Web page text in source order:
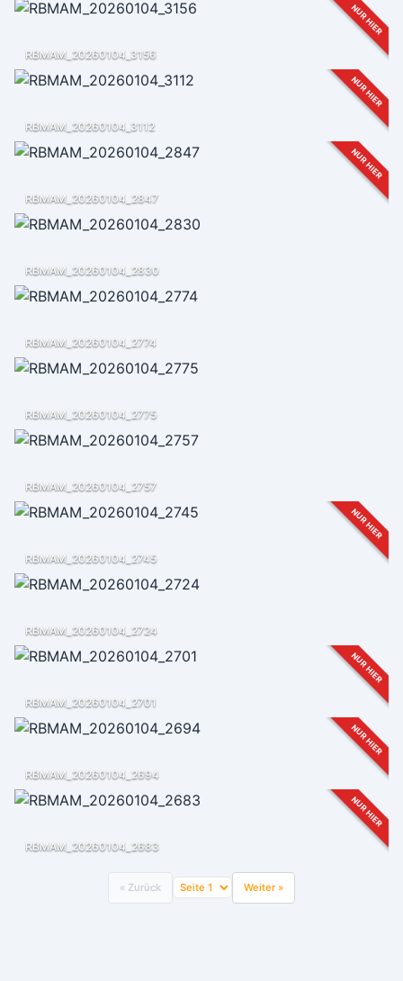
NUR HIER
RBMAM_20260104_3156
NUR HIER
RBMAM_20260104_3112
NUR HIER
RBMAM_20260104_2847
RBMAM_20260104_2830
RBMAM_20260104_2774
RBMAM_20260104_2775
RBMAM_20260104_2757
NUR HIER
RBMAM_20260104_2745
RBMAM_20260104_2724
NUR HIER
RBMAM_20260104_2701
NUR HIER
RBMAM_20260104_2694
NUR HIER
RBMAM_20260104_2683
« Zurück Weiter »